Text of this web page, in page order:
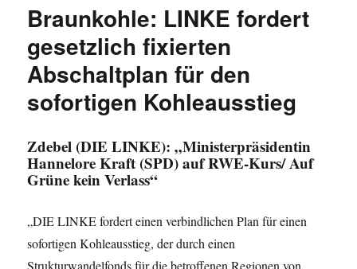
Braunkohle: LINKE fordert
gesetzlich fixierten
Abschaltplan für den
sofortigen Kohleausstieg
Zdebel (DIE LINKE): „Ministerpräsidentin
Hannelore Kraft (SPD) auf RWE-Kurs/ Auf
Grüne kein Verlass“
„DIE LINKE fordert einen verbindlichen Plan für einen
sofortigen Kohleausstieg, der durch einen
Strukturwandelfonds für die betroffenen Regionen von